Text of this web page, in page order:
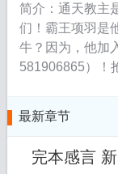
简介：通天教主
们！霸王项羽是
牛？因为，他加
581906865）！
最新章节
完本感言 新